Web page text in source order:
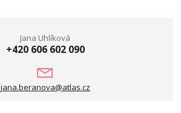
Jana Uhlíková
+420 606 602 090
jana.beranova@atlas.cz